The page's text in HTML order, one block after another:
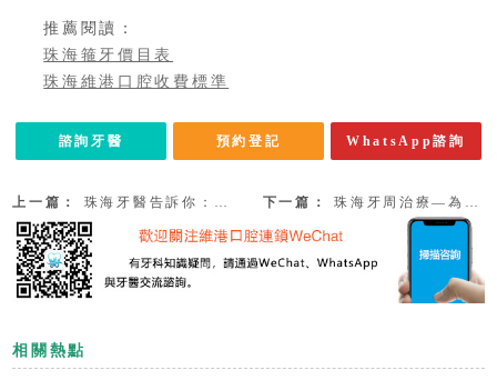
推薦閱讀：
珠海箍牙價目表
珠海維港口腔收費標準
諮詢牙醫 預約登記 WhatsApp諮詢
上一篇： 珠海牙醫告訴你：牙齦炎、牙周炎怎麼區分，應該如何預防呢？ 下一篇： 珠海牙周治療—為什麼會有牙齦炎呢？
相關熱點